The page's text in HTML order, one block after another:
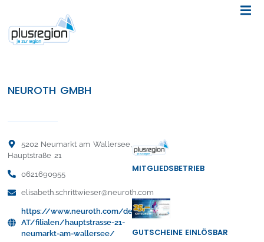
NEUROTH GMBH
5202 Neumarkt am Wallersee,
Hauptstraße 21
0621690955
elisabeth.schrittwieser@neuroth.com
https://www.neuroth.com/de-
AT/filialen/hauptstrasse-21-
neumarkt-am-wallersee/
MITGLIEDSBETRIEB
GUTSCHEINE EINLÖSBAR